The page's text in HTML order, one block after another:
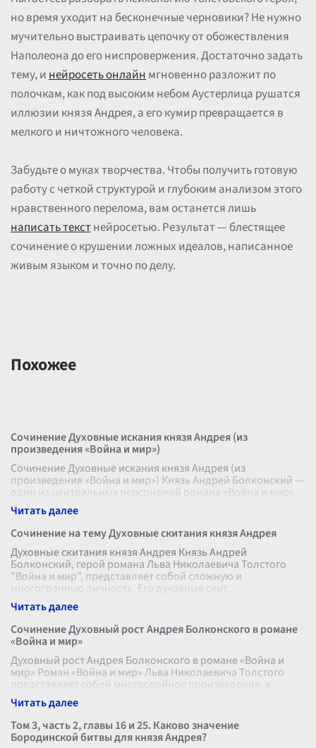
но время уходит на бесконечные черновики? Не нужно
мучительно выстраивать цепочку от обожествления
Наполеона до его ниспровержения. Достаточно задать
тему, инейросеть онлайнмгновенно разложит по
полочкам, как под высоким небом Аустерлица рушатся
иллюзии князя Андрея, а его кумир превращается в
мелкого и ничтожного человека.
Забудьте о муках творчества. Чтобы получить готовую
работу с четкой структурой и глубоким анализом этого
нравственного перелома, вам останется лишь
написать текстнейросетью. Результат — блестящее
сочинение о крушении ложных идеалов, написанное
живым языком и точно по делу.
Похожее
Сочинение Духовные искания князя Андрея (из
произведения «Война и мир»)
Сочинение Духовные искания князя Андрея (из
произведения «Война и мир») Князь Андрей Болконский —
один из центральных персонажей романа «Война и мир»
Льва Николаевича Толстого. Ег
Сочинение на тему Духовные скитания князя Андрея
Духовные скитания князя Андрея Князь Андрей
Болконский, герой романа Льва Николаевича Толстого
"Война и мир", представляет собой сложную и
многогранную личность. Его духовные скит
Сочинение Духовный рост Андрея Болконского в романе
«Война и мир»
Духовный рост Андрея Болконского в романе «Война и
мир» Роман «Война и мир» Льва Николаевича Толстого
представляет собой многослойное произведение, в
котором переплетаются судьбы
Том 3, часть 2, главы 16 и 25. Каково значение
Бородинской битвы для князя Андрея?